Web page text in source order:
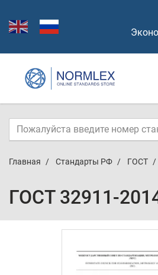
Главная Стандарты РФ ГОСТ
ГОСТ 32911-